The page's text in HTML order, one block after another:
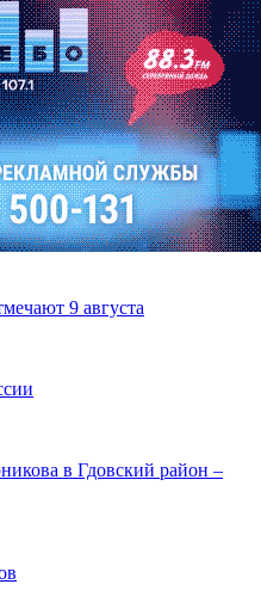
9 августа
в Гдовский район –